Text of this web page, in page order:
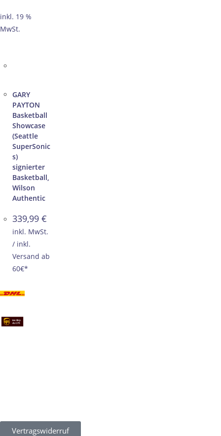
inkl. 19 %
MwSt.
GARY
PAYTON
Basketball
Showcase
(Seattle
SuperSonic
s)
signierter
Basketball,
Wilson
Authentic
339,99 €
inkl. MwSt.
/ inkl.
Versand ab
60€*
Vertragswiderruf